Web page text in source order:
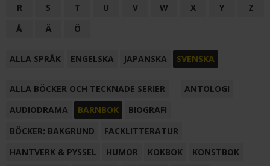
R
S T U V W X Y
Z
Å
Ä Ö
ALLA SPRÅK ENGELSKA JAPANSKA SVENSKA
ALLA BÖCKER OCH TECKNADE SERIER
ANTOLOGI
AUDIODRAMA
BARNBOK
BIOGRAFI
BÖCKER: BAKGRUND
FACKLITTERATUR
HANTVERK & PYSSEL
HUMOR KOKBOK
KONSTBOK